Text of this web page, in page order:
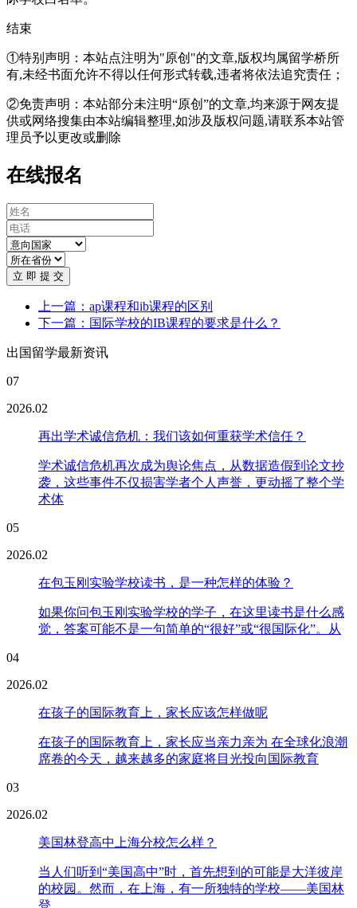
结束
①特别声明：本站点注明为"原创"的文章,版权均属留学桥所
有,未经书面允许不得以任何形式转载,违者将依法追究责任；
②免责声明：本站部分未注明“原创”的文章,均来源于网友提
供或网络搜集由本站编辑整理,如涉及版权问题,请联系本站管
理员予以更改或删除
在线报名
立 即 提 交
上一篇：ap课程和ib课程的区别
下一篇：国际学校的IB课程的要求是什么？
出国留学最新资讯
07
2026.02
再出学术诚信危机：我们该如何重获学术信任？
学术诚信危机再次成为舆论焦点，从数据造假到论文抄
袭，这些事件不仅损害学者个人声誉，更动摇了整个学
术体
05
2026.02
在包玉刚实验学校读书，是一种怎样的体验？
如果你问包玉刚实验学校的学子，在这里读书是什么感
觉，答案可能不是一句简单的“很好”或“很国际化”。从
04
2026.02
在孩子的国际教育上，家长应该怎样做呢
在孩子的国际教育上，家长应当亲力亲为 在全球化浪潮
席卷的今天，越来越多的家庭将目光投向国际教育
03
2026.02
美国林登高中上海分校怎么样？
当人们听到“美国高中”时，首先想到的可能是大洋彼岸
的校园。然而，在上海，有一所独特的学校——美国林